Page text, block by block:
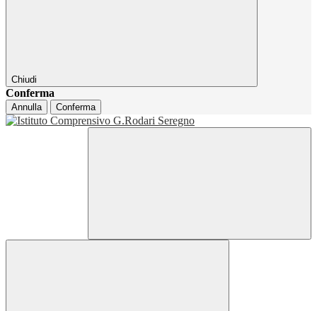
Chiudi
Conferma
Annulla Conferma